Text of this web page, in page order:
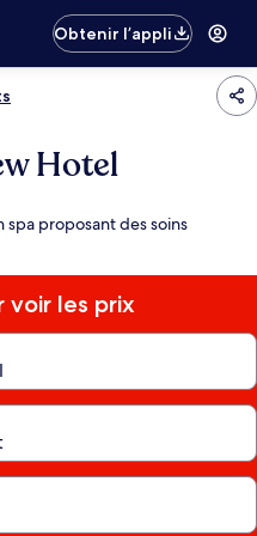
Obtenir l’appli
Hotel
proposant des soins
voir les prix